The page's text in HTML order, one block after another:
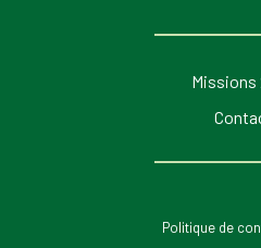
Missions
Politique de